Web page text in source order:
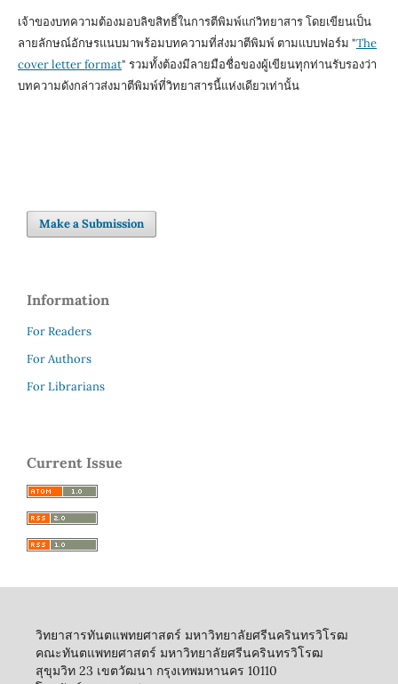
เจ้าของบทความต้องมอบลิขสิทธิ์ในการตีพิมพ์แก่วิทยาสาร โดยเขียนเป็น
ลายลักษณ์อักษรแนบมาพร้อมบทความที่ส่งมาตีพิมพ์ ตามแบบฟอร์ม "The
cover letter format" รวมทั้งต้องมีลายมือชื่อของผู้เขียนทุกท่านรับรองว่า
บทความดังกล่าวส่งมาตีพิมพ์ที่วิทยาสารนี้แห่งเดียวเท่านั้น
Make a Submission
Information
For Readers
For Authors
For Librarians
Current Issue
วิทยาสารทันตแพทยศาสตร์ มหาวิทยาลัยศรีนครินทรวิโรฒ
คณะทันตแพทยศาสตร์ มหาวิทยาลัยศรีนครินทรวิโรฒ
สุขุมวิท 23 เขตวัฒนา กรุงเทพมหานคร 10110